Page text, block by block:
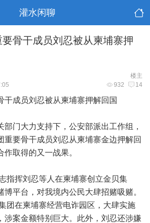
灌水闲聊
骨干成员刘忍被从柬埔寨押
楼主
932 14
干成员刘忍被从柬埔寨押解回国
部门大力支持下，公安部派出工作组，
重要骨干成员刘忍从柬埔寨金边押解回
取得的又一战果。
指挥刘忍等人在柬埔寨创立金贝集
博平台，对我境内公民大肆招赌吸赌。
团在柬埔寨经营电诈园区，大肆实施
涉案金额特别巨大。此外，刘忍还涉嫌